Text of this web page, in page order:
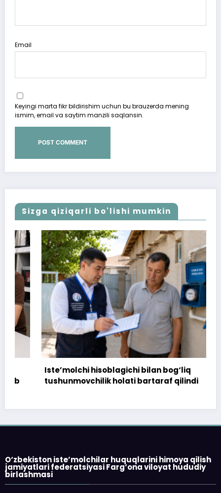
Email
Keyingi marta fikr bildirishim uchun bu brauzerda mening
ismim, email va saytim manzili saqlansin.
Sizga qiziqarli bo'lishi mumkin
Iste’molchi hisoblagichi bilan bog‘liq
tushunmovchilik holati bartaraf qilindi
O‘zbekiston iste’molchilar huquqlarini himoya qilish
jamiyatlari federatsiyasi Farg‘ona viloyat hududiy
birlashmasi